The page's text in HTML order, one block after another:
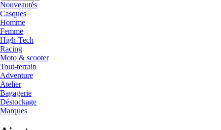
Nouveautés
Casques
Homme
Femme
High-Tech
Racing
Moto & scooter
Tout-terrain
Adventure
Atelier
Bagagerie
Déstockage
Marques